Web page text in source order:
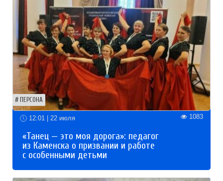
ПЕРСОНА
12:01 | 22 июля 1083
«Танец — это моя дорога»: педагог
из Каменска о призвании и работе
с особенными детьми